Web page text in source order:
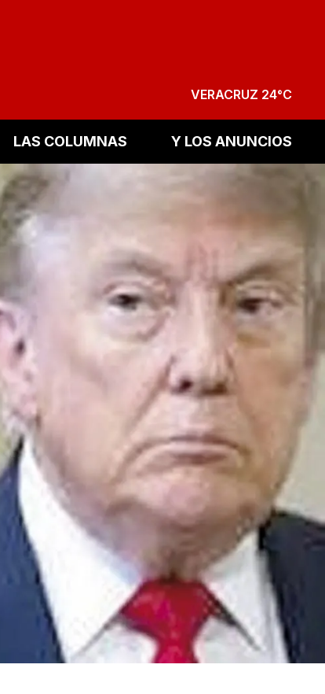
VERACRUZ 24°C
LAS COLUMNAS Y LOS ANUNCIOS